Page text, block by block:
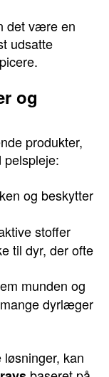
det være en
udsatte
og
produkter,
pelspleje:
og beskytter
stoffer
til dyr, der ofte
munden og
dyrlæger
kan